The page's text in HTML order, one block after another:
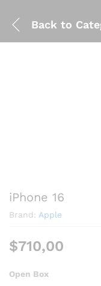
Back to
iPhone 16
Brand: Apple
$710,00
Open Box